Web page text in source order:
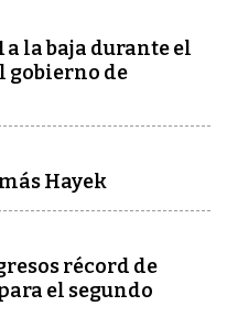
a la baja durante el
de
Hayek
récord de
el segundo